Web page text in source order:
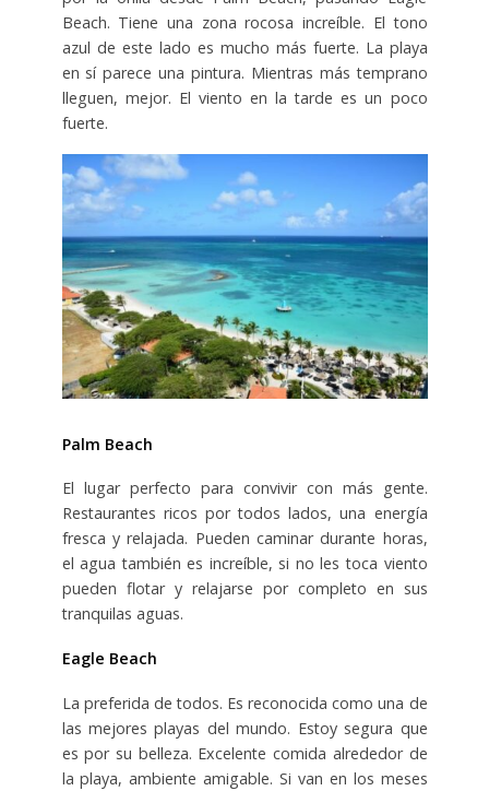
Beach. Tiene una zona rocosa increíble. El tono
azul de este lado es mucho más fuerte. La playa
en sí parece una pintura. Mientras más temprano
lleguen, mejor. El viento en la tarde es un poco
fuerte.
Palm Beach
El lugar perfecto para convivir con más gente.
Restaurantes ricos por todos lados, una energía
fresca y relajada. Pueden caminar durante horas,
el agua también es increíble, si no les toca viento
pueden flotar y relajarse por completo en sus
tranquilas aguas.
Eagle Beach
La preferida de todos. Es reconocida como una de
las mejores playas del mundo. Estoy segura que
es por su belleza. Excelente comida alrededor de
la playa, ambiente amigable. Si van en los meses